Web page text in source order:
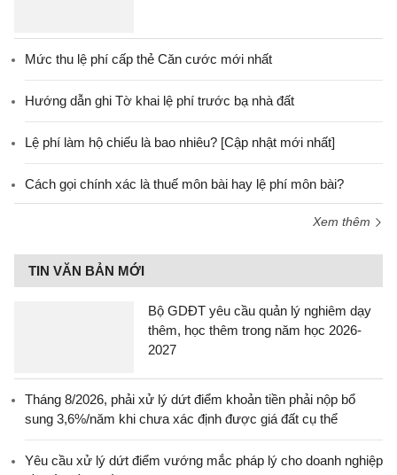
Mức thu lệ phí cấp thẻ Căn cước mới nhất
Hướng dẫn ghi Tờ khai lệ phí trước bạ nhà đất
Lệ phí làm hộ chiếu là bao nhiêu? [Cập nhật mới nhất]
Cách gọi chính xác là thuế môn bài hay lệ phí môn bài?
Xem thêm
TIN VĂN BẢN MỚI
Bộ GDĐT yêu cầu quản lý nghiêm dạy
thêm, học thêm trong năm học 2026-
2027
Tháng 8/2026, phải xử lý dứt điểm khoản tiền phải nộp bổ
sung 3,6%/năm khi chưa xác định được giá đất cụ thể
Yêu cầu xử lý dứt điểm vướng mắc pháp lý cho doanh nghiệp